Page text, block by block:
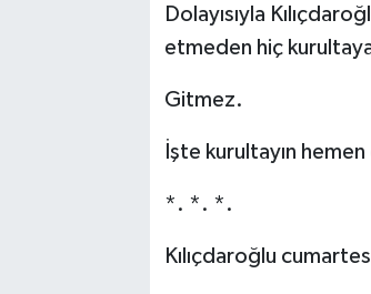
Dolayısıyla
etmeden hiç
Gitmez.
İşte kurultayın
*. *. *.
Kılıçdaroğlu